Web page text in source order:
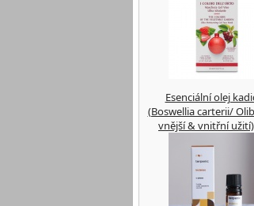
Esenciální olej
(Boswellia carterii/
vnější & vnitřní